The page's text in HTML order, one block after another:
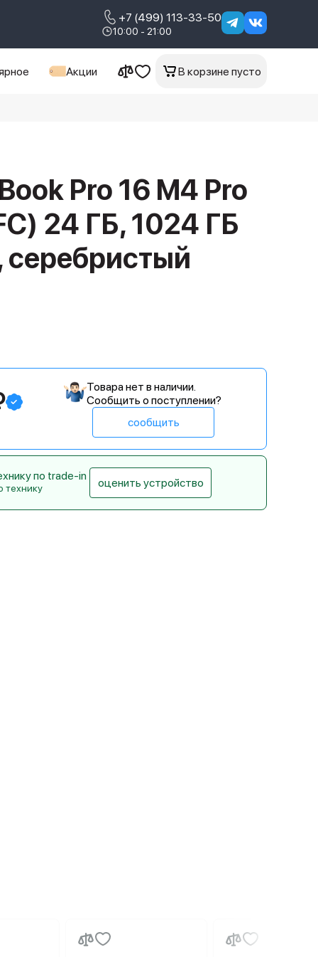
+7 (499) 113-33-50
10:00 - 21:00
Акции В корзине пусто
Pro 16 M4 Pro
24 ГБ, 1024 ГБ
серебристый
Товара нет в наличии.
Сообщить о поступлении?
сообщить
по trade-in
технику оценить устройство